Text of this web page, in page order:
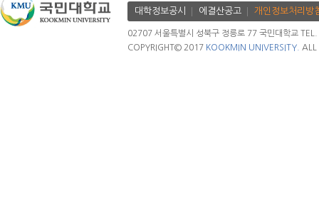
대학정보공시 에결산공고 개인정보처리방
02707 서울특별시 성북구 정릉로 77 국민대학교
COPYRIGHT© 2017 KOOKMIN UNIVERSITY. ALL